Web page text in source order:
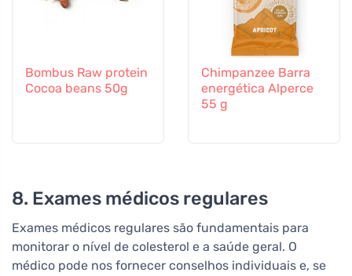
Bombus Raw protein
Cocoa beans 50g
Chimpanzee Barra
energética Alperce
55 g
8. Exames médicos regulares
Exames médicos regulares são fundamentais para
monitorar o nível de colesterol e a saúde geral. O
médico pode nos fornecer conselhos individuais e, se